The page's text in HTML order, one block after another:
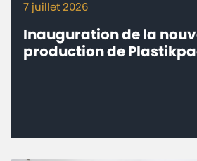
7 juillet 2026
Inauguration de la
production de